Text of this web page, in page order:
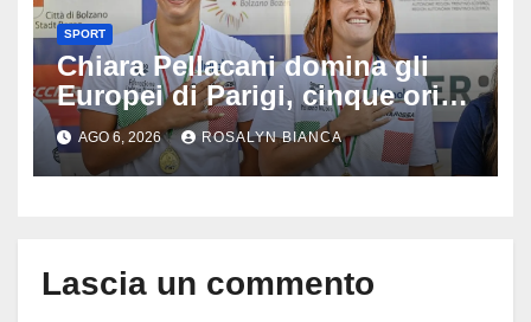
SPORT
Chiara Pellacani domina gli
Europei di Parigi, cinque ori in
cinque gare: ‘Nel sincro siamo
da medaglia olimpica’
AGO 6, 2026 ROSALYN BIANCA
Lascia un commento